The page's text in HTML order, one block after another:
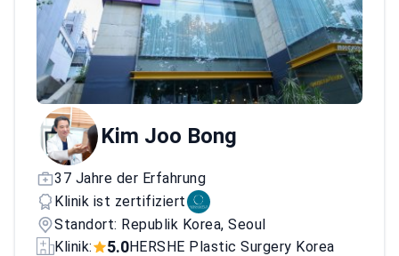
Kim Joo Bong
37 Jahre der Erfahrung
Klinik ist zertifiziert
Standort: Republik Korea, Seoul
Klinik:
5.0HERSHE Plastic Surgery Korea